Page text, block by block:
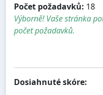
Počet požadavků: 18
Výborně! Vaše stránka
počet požadavků.
Dosiahnuté skóre: